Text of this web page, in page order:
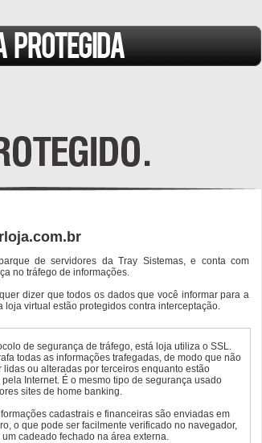
de servidores da Tray Sistemas, e conta com
no tráfego de informações.
dizer que todos os dados que você informar para a
virtual estão protegidos contra interceptação.
de segurança de tráfego, está loja utiliza o SSL.
todas as informações trafegadas, de modo que não
lidas ou alteradas por terceiros enquanto estão
Internet. É o mesmo tipo de segurança usado
sites de home banking.
cadastrais e financeiras são enviadas em
o que pode ser facilmente verificado no navegador,
cadeado fechado na área externa.